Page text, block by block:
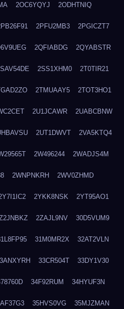
2OC6YQYJ 2ODHTNIQ
2PFU2MB3 2PGICZT7
2QFIABDG 2QYABSTR
2SS1XHM0 2T0TIR21
2TMUAAY5 2TOT3HO1
2U1JCAWR 2UABCBNW
2UT1DWVT 2VA5KTQ4
2W496244 2WADJS4M
2WNPNKRH 2WV0ZHMD
2YKK8NSK 2YT95AO1
2ZAJL9NV 30D5VUM9
31M0MR2X 32AT2VLN
33CR504T 33DY1V30
34F92RUM 34HYUF3N
35HVS0VG 35MJZMAN